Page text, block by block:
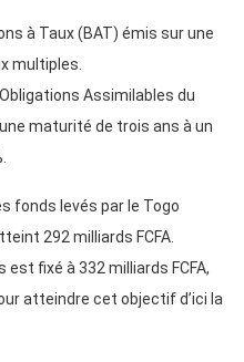
à Taux (BAT) émis sur une
multiples.
Assimilables du
maturité de trois ans à un
fonds levés par le Togo
292 milliards FCFA.
est fixé à 332 milliards FCFA,
atteindre cet objectif d’ici la